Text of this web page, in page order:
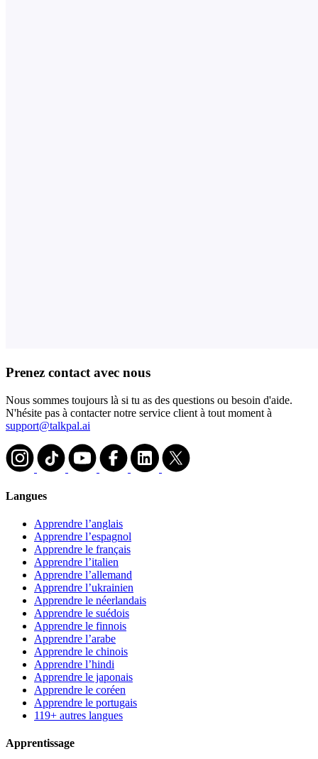
Prenez contact avec nous
Nous sommes toujours là si tu as des questions ou besoin d'aide.
N'hésite pas à contacter notre service client à tout moment à
support@talkpal.ai
Langues
Apprendre l’anglais
Apprendre l’espagnol
Apprendre le français
Apprendre l’italien
Apprendre l’allemand
Apprendre l’ukrainien
Apprendre le néerlandais
Apprendre le suédois
Apprendre le finnois
Apprendre l’arabe
Apprendre le chinois
Apprendre l’hindi
Apprendre le japonais
Apprendre le coréen
Apprendre le portugais
119+ autres langues
Apprentissage